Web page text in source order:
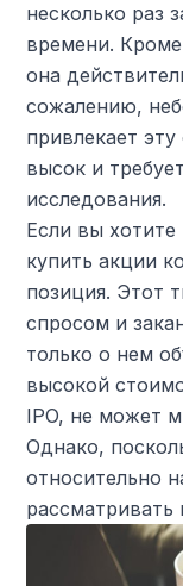
несколько раз
времени.
она
сожалению,
привлекает
высок и
исследования.
Если вы
купить акции
позиция. Этот
спросом и
только о нем
высокой
IPO, не может
Однако,
относительно
рассматривать